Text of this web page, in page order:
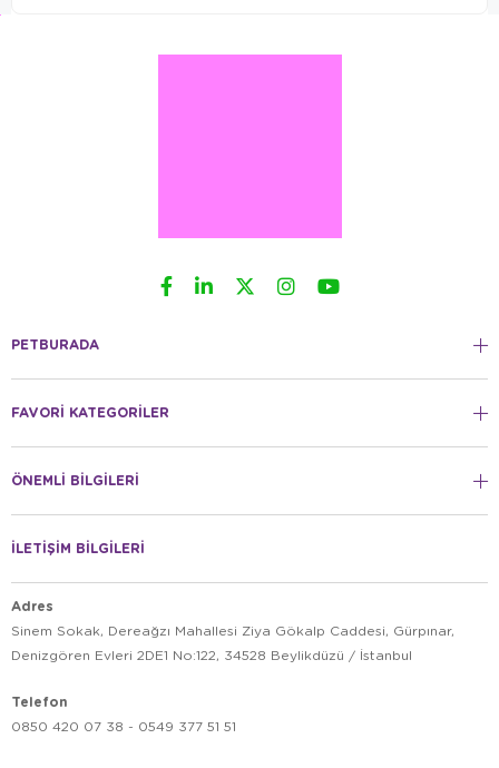
PETBURADA
FAVORİ KATEGORİLER
ÖNEMLİ BİLGİLERİ
İLETİŞİM BİLGİLERİ
Adres
Sinem Sokak, Dereağzı Mahallesi Ziya Gökalp Caddesi, Gürpınar,
Denizgören Evleri 2DE1 No:122, 34528 Beylikdüzü / İstanbul
Telefon
0850 420 07 38 - 0549 377 51 51